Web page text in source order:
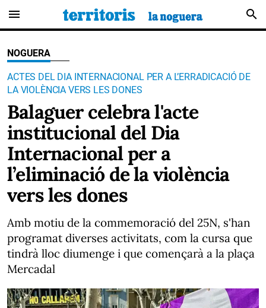
menu search
NOGUERA
ACTES DEL DIA INTERNACIONAL PER A L’ERRADICACIÓ DE
LA VIOLÈNCIA VERS LES DONES
Balaguer celebra l'acte
institucional del Dia
Internacional per a
l’eliminació de la violència
vers les dones
Amb motiu de la commemoració del 25N, s'han
programat diverses activitats, com la cursa que
tindrà lloc diumenge i que començarà a la plaça
Mercadal